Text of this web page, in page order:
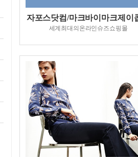
자포스닷컴/마크바이마크제이
세계최대의온라인슈즈쇼핑몰